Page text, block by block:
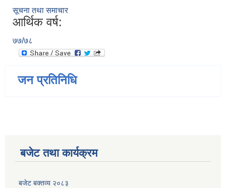
सूचना तथा समाचार
आर्थिक वर्ष:
७७/७८
जन प्रतिनिधि
बजेट तथा कार्यक्रम
बजेट बक्तव्य २०८३